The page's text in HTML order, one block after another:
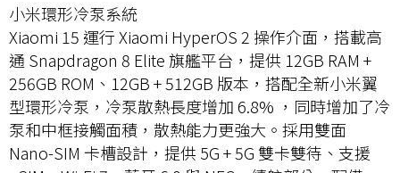
小米環形冷泵系統
Xiaomi 15 運行 Xiaomi HyperOS 2 操作介面，搭載高
通 Snapdragon 8 Elite 旗艦平台，提供 12GB RAM +
256GB ROM、12GB + 512GB 版本，搭配全新小米翼
型環形冷泵，冷泵散熱長度增加 6.8% ，同時增加了冷
泵和中框接觸面積，散熱能力更強大。採用雙面
Nano-SIM 卡槽設計，提供 5G + 5G 雙卡雙待、支援